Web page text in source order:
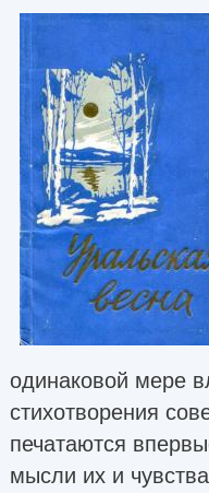
одинаковой мере
стихотворения
печатаются
мысли их и